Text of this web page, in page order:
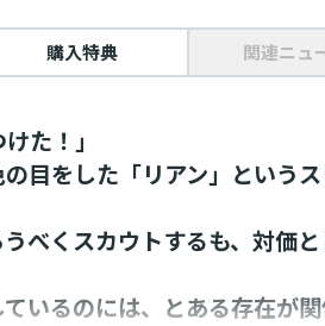
購入特典 関連ニュ
た！」
目をした「リアン」という
べくスカウトするも、対価
いるのには、とある存在が